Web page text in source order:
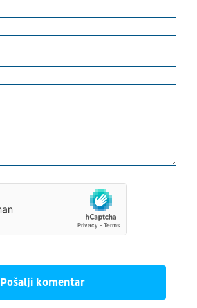
Pošalji komentar